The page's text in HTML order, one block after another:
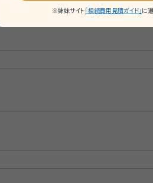
※姉妹サイト 「相続費用見積ガイド」 に